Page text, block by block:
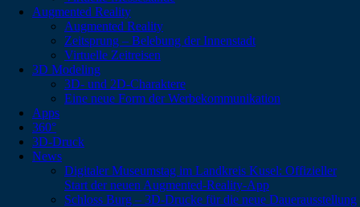
Augmented Reality
Augmented Reality
Zeitsprung – Belebung der Innenstadt
Virtuelle Zeitreisen
3D Modeling
3D- und 2D-Charaktere
Eine neue Form der Werbekommunikation
Apps
360°
3D-Druck
News
Digitaler Museumstag im Landkreis Kusel: Offizieller
Start der neuen Augmented-Reality-App
Schloss Burg – 3D-Drucke für die neue Dauerausstellung